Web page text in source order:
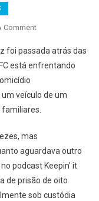
CommentOn
DAS
LUTAS
UFC:
Ex-
Cain
Velasquez
Fala
Experiência
foi passada atrás das
está enfrentando
veículo de um
familiares.
mas
aguardava outro
podcast Keepin’ it
de prisão de oito
sob custódia